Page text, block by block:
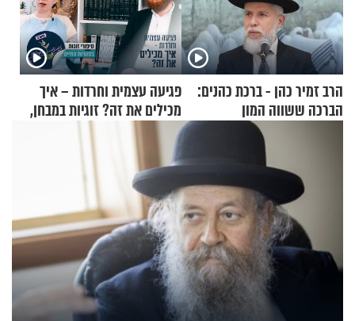
הרב זמיר כהן - ברכת כהנים:
הברכה ששווה המון
פגיעה עצמית וחרדות – איך
מכילים את זה? זוגיות במבחן,
הפעם עם יהודית ואלתר כהן